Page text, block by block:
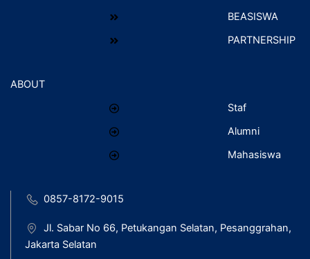
BEASISWA
PARTNERSHIP
ABOUT
Staf
Alumni
Mahasiswa
0857-8172-9015
Jl. Sabar No 66, Petukangan Selatan, Pesanggrahan,
Jakarta Selatan